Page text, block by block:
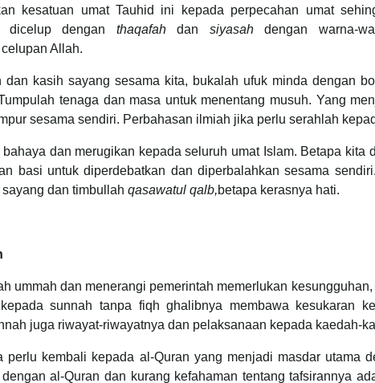
kesatuan umat Tauhid ini kepada perpecahan umat
dicelup dengan thaqafahdan siyasahdengan warna-
Allah.
dan kasih sayang sesama kita, bukalah ufuk minda dengan
tenaga dan masa untuk menentang musuh. Yang
sesama sendiri. Perbahasan ilmiah jika perlu serahlah
dan merugikan kepada seluruh umat Islam. Betapa kita
basi untuk diperdebatkan dan diperbalahkan sesama
dan timbullah qasawatul qalb,betapa kerasnya hati.
ummah dan menerangi pemerintah memerlukan
sunnah tanpa fiqh ghalibnya membawa kesukaran
juga riwayat-riwayatnya dan pelaksanaan kepada kaedah-
perlu kembali kepada al-Quran yang menjadi masdar utama
al-Quran dan kurang kefahaman tentang tafsirannya